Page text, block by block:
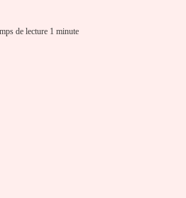
de lecture 1 minute